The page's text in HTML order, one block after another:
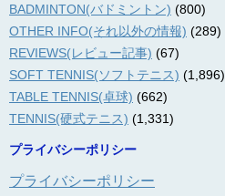
BADMINTON(バドミントン) (800)
OTHER INFO(それ以外の情報) (289)
REVIEWS(レビュー記事) (67)
SOFT TENNIS(ソフトテニス) (1,896)
TABLE TENNIS(卓球) (662)
TENNIS(硬式テニス) (1,331)
プライバシーポリシー
プライバシーポリシー